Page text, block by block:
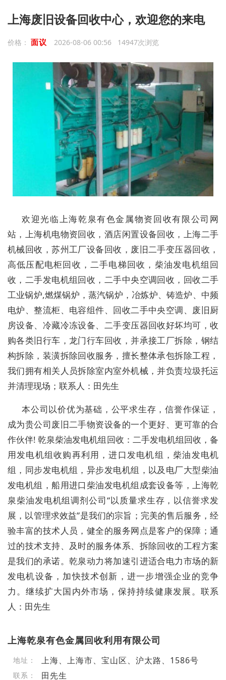
上海废旧设备回收中心，欢迎您的来电
价格： 面议 2026-08-06 00:56 14947次浏览
欢迎光临上海乾泉有色金属物资回收有限公司网
站，上海机电物资回收，酒店闲置设备回收，上海二手
机械回收，苏州工厂设备回收，废旧二手变压器回收，
高低压配电柜回收，二手电梯回收，柴油发电机组回
收，二手发电机组回收，二手中央空调回收，回收二手
工业锅炉,燃煤锅炉，蒸汽锅炉，冶炼炉、铸造炉、中频
电炉、整流柜、电容组件、回收二手中央空调、废旧厨
房设备、冷藏冷冻设备、二手变压器回收好坏均可，收
购各类旧行车，龙门行车回收，并承接工厂拆除，钢结
构拆除，装潢拆除回收服务，擅长整体承包拆除工程，
我们拥有相关人员拆除室内室外机械，并负责垃圾托运
并清理现场；联系人：田先生
本公司以价优为基础，公平求生存，信誉作保证，
成为贵公司废旧二手物资设备的一个更好、更可靠的合
作伙伴! 乾泉柴油发电机组回收：二手发电机组回收，备
用发电机组收购再利用，进口发电机组，柴油发电机
组，同步发电机组，异步发电机组，以及电厂大型柴油
发电机组，船用进口柴油发电机组成套设备等，上海乾
泉柴油发电机组调剂公司“以质量求生存，以信誉求发
展，以管理求效益”是我们的宗旨；完美的售后服务，经
验丰富的技术人员，健全的服务网点是客户的保障；通
过的技术支持、及时的服务体系、拆除回收的工程方案
是我们的承诺。乾泉动力将加速引进适合电力市场的新
发电机设备，加快技术创新，进一步增强企业的竞争
力。继续扩大国内外市场，保持持续健康发展。联系
人：田先生
上海乾泉有色金属回收利用有限公司
地址： 上海、上海市、宝山区、沪太路、1586号
联系： 田先生